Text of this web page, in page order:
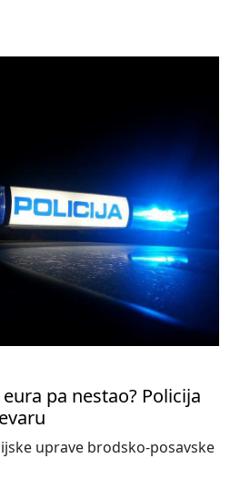
pa nestao? Policija
uprave brodsko-posavske